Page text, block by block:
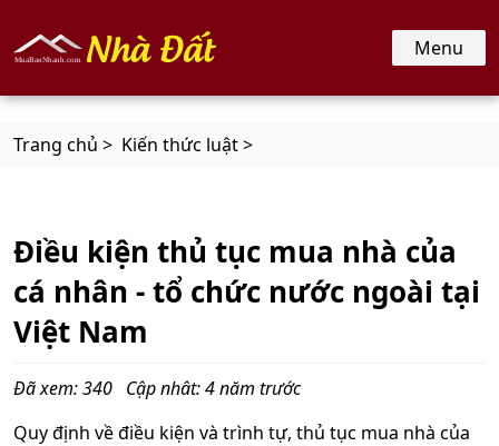
Menu
Trang chủ > Kiến thức luật >
Điều kiện thủ tục mua nhà của
cá nhân - tổ chức nước ngoài tại
Việt Nam
Đã xem: 340 Cập nhât: 4 năm trước
Quy định về điều kiện và trình tự, thủ tục mua nhà của